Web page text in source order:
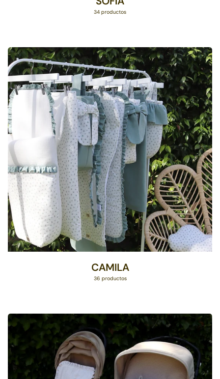
34 productos
CAMILA
36 productos